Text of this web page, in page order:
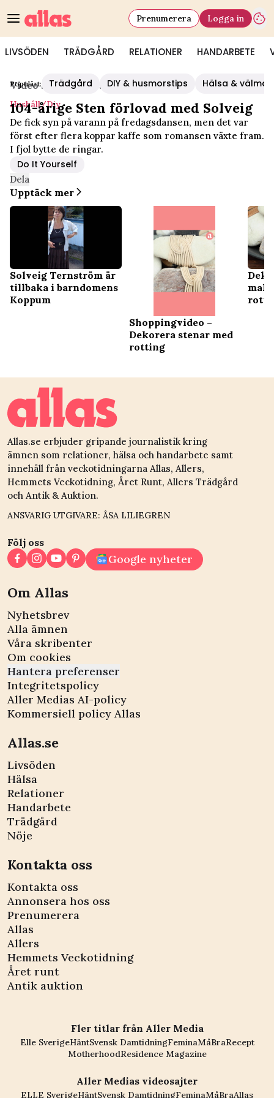
LIVSÖDEN TRÄDGÅRD RELATIONER HANDARBETE
Prenumerera Logga in
Populärt: Trädgård DIY & husmorstips Hälsa &
Video Start/Hushåll/diy
Hushåll/diy
104-årige Sten förlovad med Solveig
De fick syn på varann på fredagsdansen, men det var
först efter flera koppar kaffe som romansen växte fram.
I fjol bytte de ringar.
Do It Yourself
Dela
Upptäck mer
Solveig Ternström är
tillbaka i barndomens
Koppum
Shoppingvideo –
Dekorera stenar med
rotting
Allas.se erbjuder gripande journalistik kring
ämnen som relationer, hälsa och handarbete samt
innehåll från veckotidningarna Allas, Allers,
Hemmets Veckotidning, Året Runt, Allers Trädgård
och Antik & Auktion.
ANSVARIG UTGIVARE: ÅSA LILIEGREN
Följ oss
Google nyheter
Om Allas
Nyhetsbrev
Alla ämnen
Våra skribenter
Om cookies
Hantera preferenser
Integritetspolicy
Aller Medias AI-policy
Kommersiell policy Allas
Allas.se
Livsöden
Hälsa
Relationer
Handarbete
Trädgård
Nöje
Kontakta oss
Kontakta oss
Annonsera hos oss
Prenumerera
Allas
Allers
Hemmets Veckotidning
Året runt
Antik auktion
Fler titlar från Aller Media
Elle SverigeHäntSvensk DamtidningFeminaMåBraRecept
MotherhoodResidence Magazine
Aller Medias videosajter
ELLE SverigeHäntSvensk DamtidningFeminaMåBraAllas